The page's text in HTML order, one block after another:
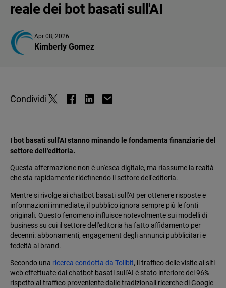
reale dei bot basati sull'AI
Apr 08, 2026
Kimberly Gomez
Condividi
I bot basati sull'AI stanno minando le fondamenta finanziarie del
settore dell'editoria.
Questa affermazione non è un'esca digitale, ma riassume la realtà
che sta rapidamente ridefinendo il settore dell'editoria.
Mentre si rivolge ai chatbot basati sull'AI per ottenere risposte e
informazioni immediate, il pubblico ignora sempre più le fonti
originali. Questo fenomeno influisce notevolmente sui modelli di
business su cui il settore dell'editoria ha fatto affidamento per
decenni: abbonamenti, engagement degli annunci pubblicitari e
fedeltà ai brand.
Secondo una ricerca condotta da Tollbit, il traffico delle visite ai siti
web effettuate dai chatbot basati sull'AI è stato inferiore del 96%
rispetto al traffico proveniente dalle tradizionali ricerche di Google